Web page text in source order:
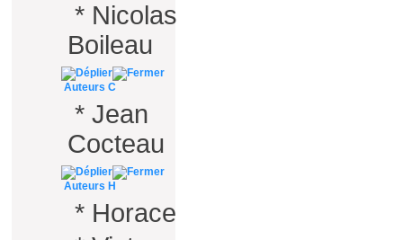
* Nicolas
Boileau
Auteurs C
* Jean
Cocteau
Auteurs H
* Horace